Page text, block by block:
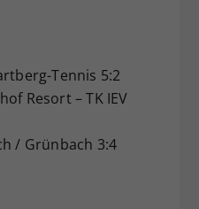
Tennis 5:2
Resort – TK IEV
/ Grünbach 3:4